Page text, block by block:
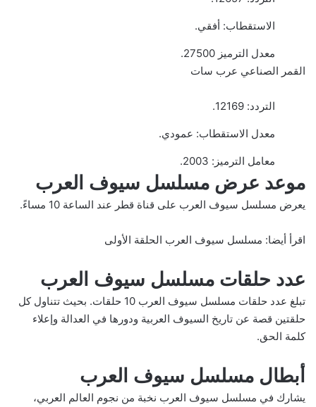
الاستقطاب: أفقي.
معدل الترميز 27500.
القمر الصناعي عرب سات
التردد: 12169.
معدل الاستقطاب: عمودي.
معامل الترميز: 2003.
موعد عرض مسلسل سيوف العرب
يعرض مسلسل سيوف العرب على قناة قطر عند الساعة 10 مساءً.
اقرأ أيضا: مسلسل سيوف العرب الحلقة الأولى
عدد حلقات مسلسل سيوف العرب
تبلغ عدد حلقات مسلسل سيوف العرب 10 حلقات. بحيث تتناول كل
حلقتين قصة عن تاريخ السيوف العربية ودورها في العدالة وإعلاء
كلمة الحق.
أبطال مسلسل سيوف العرب
يشارك في مسلسل سيوف العرب نخبة من نجوم العالم العربي،